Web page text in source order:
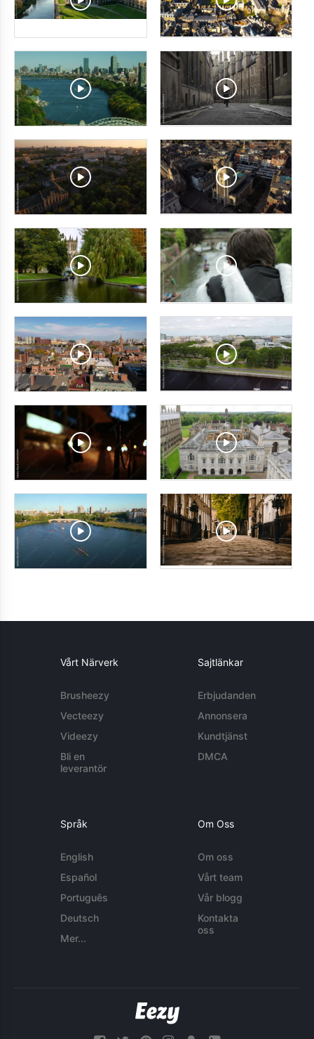
Vårt Närverk
Brusheezy
Vecteezy
Videezy
Bli en
leverantör
Sajtlänkar
Erbjudanden
Annonsera
Kundtjänst
DMCA
Språk
English
Español
Português
Deutsch
Mer...
Om Oss
Om oss
Vårt team
Vår blogg
Kontakta
oss